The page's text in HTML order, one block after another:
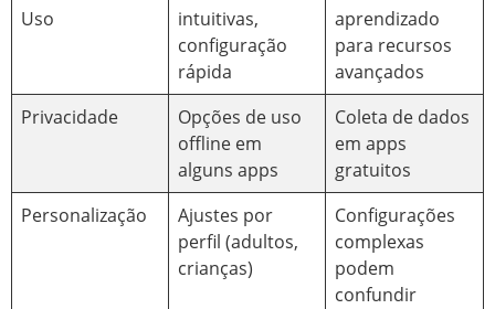
Uso
intuitivas,
configuração
rápida
aprendizado
para recursos
avançados
Privacidade
Opções de uso
offline em
alguns apps
Coleta de dados
em apps
gratuitos
Personalização
Ajustes por
perfil (adultos,
crianças)
Configurações
complexas
podem
confundir